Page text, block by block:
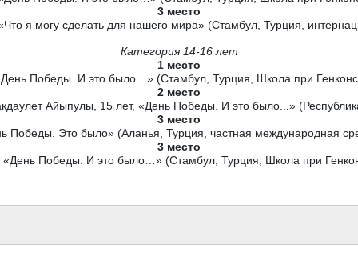
3 место
я могу сделать для нашего мира» (Стамбул, Турция,
Категория 14-16 лет
1 место
Победы. И это было…» (Стамбул, Турция, Школа при
2 место
Айыпулы, 15 лет, «День Победы. И это было...»
3 место
Победы. Это было» (Аланья, Турция, частная международная
3 место
«День Победы. И это было…» (Стамбул, Турция, Школа при